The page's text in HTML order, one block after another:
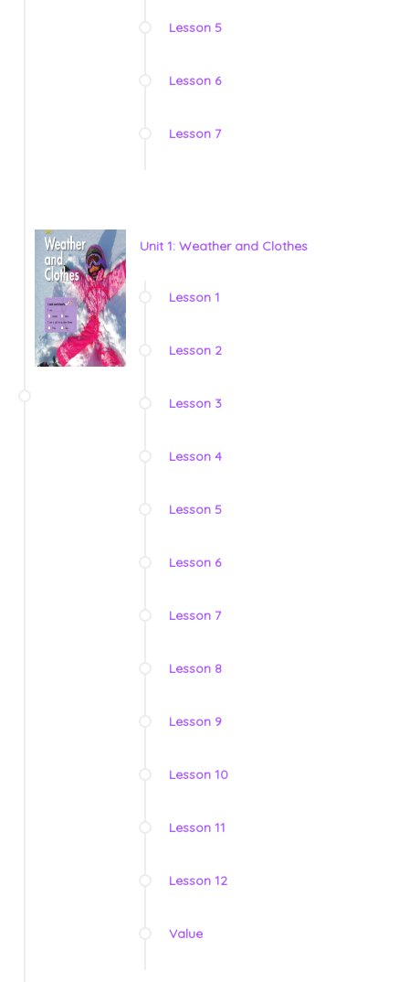
Lesson 5
Lesson 6
Lesson 7
Unit 1: Weather and Clothes
Lesson 1
Lesson 2
Lesson 3
Lesson 4
Lesson 5
Lesson 6
Lesson 7
Lesson 8
Lesson 9
Lesson 10
Lesson 11
Lesson 12
Value